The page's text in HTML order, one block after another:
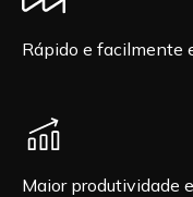
Rápido e facilmente
Maior produtividade